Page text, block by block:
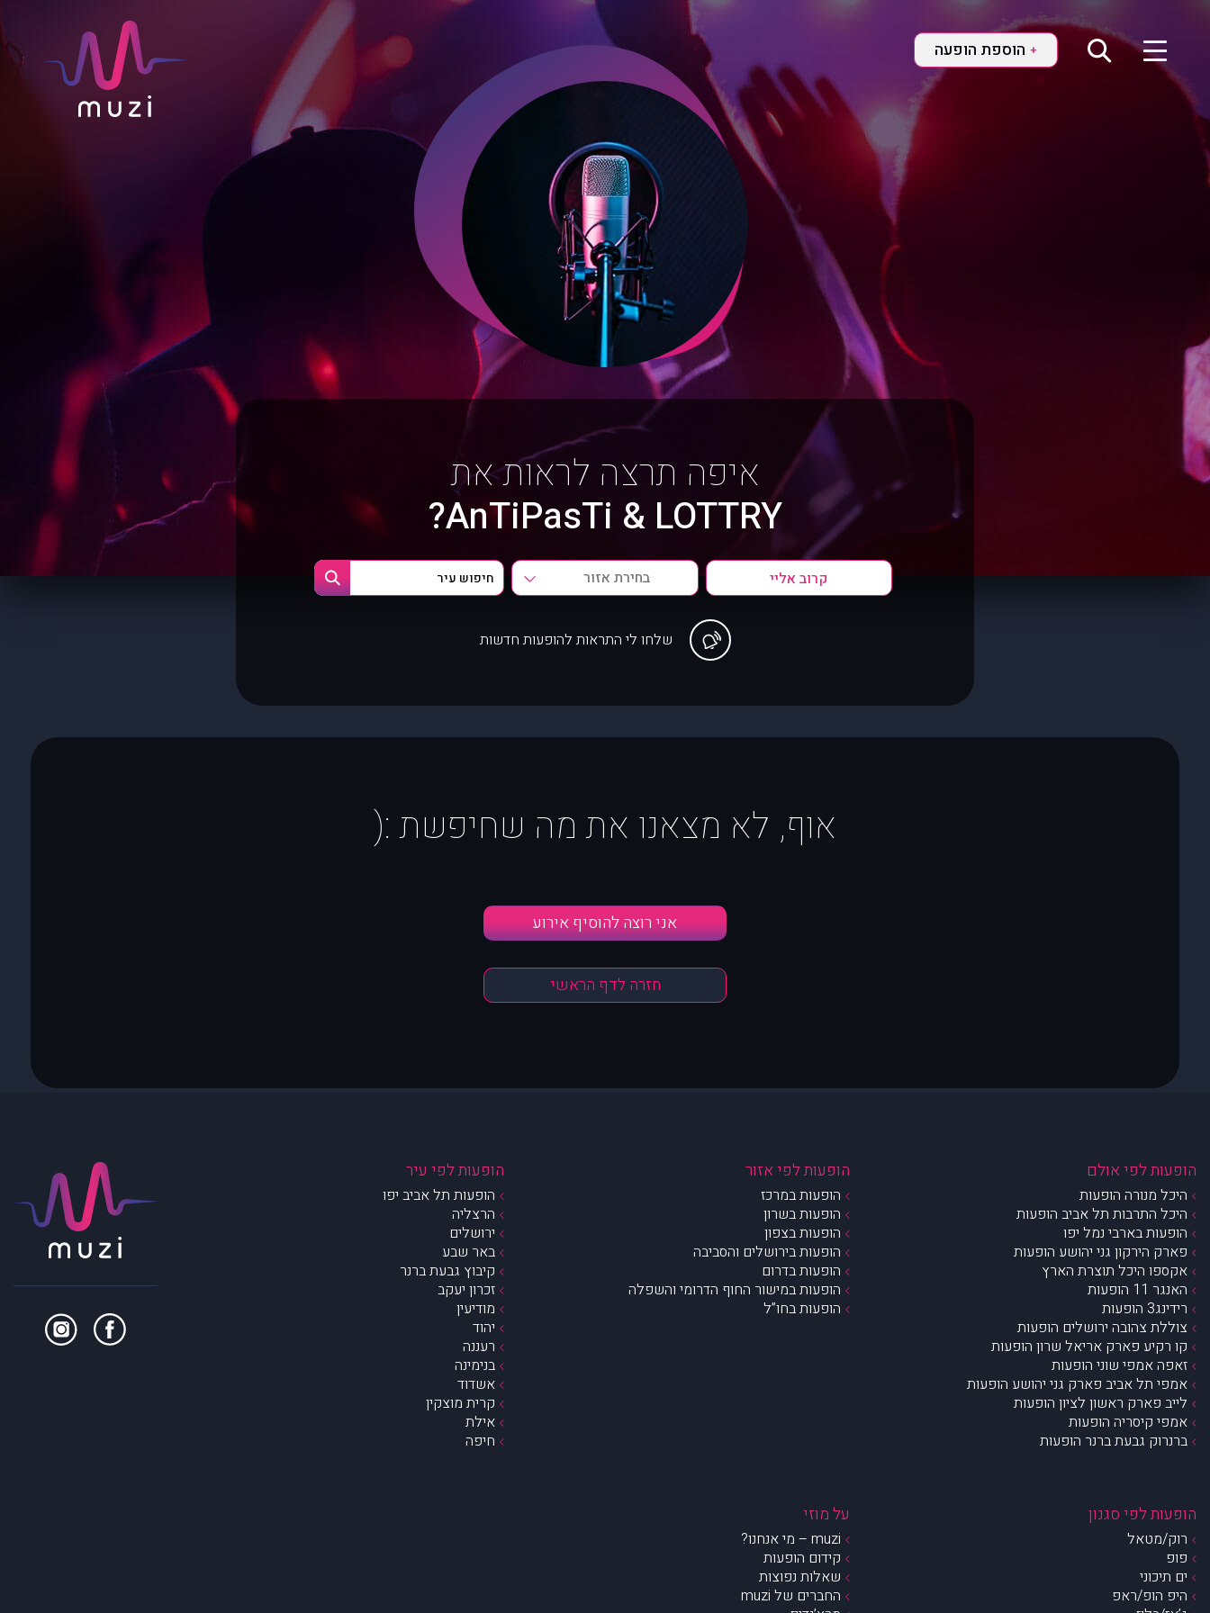
+ הוספת הופעה
איפה תרצה לראות את
AnTiPasTi & LOTTRY?
בחירת אזור
שלחו לי התראות להופעות חדשות
אוף, לא מצאנו את מה שחיפשת :(
אני רוצה להוסיף אירוע
חזרה לדף הראשי
הופעות לפי אולם
היכל מנורה הופעות
היכל התרבות תל אביב הופעות
הופעות בארבי נמל יפו
פארק הירקון גני יהושע הופעות
אקספו היכל תוצרת הארץ
האנגר 11 הופעות
רידינג3 הופעות
צוללת צהובה ירושלים הופעות
קו רקיע פארק אריאל שרון הופעות
זאפה אמפי שוני הופעות
אמפי תל אביב פארק גני יהושע הופעות
לייב פארק ראשון לציון הופעות
אמפי קיסריה הופעות
ברנרוק גבעת ברנר הופעות
הופעות לפי אזור
הופעות במרכז
הופעות בשרון
הופעות בצפון
הופעות בירושלים והסביבה
הופעות בדרום
הופעות במישור החוף הדרומי והשפלה
הופעות בחו”ל
הופעות לפי עיר
הופעות תל אביב יפו
הרצליה
ירושלים
באר שבע
קיבוץ גבעת ברנר
זכרון יעקב
מודיעין
יהוד
רעננה
בנימינה
אשדוד
קרית מוצקין
אילת
חיפה
הופעות לפי סגנון
רוק/מטאל
פופ
ים תיכוני
היפ הופ/ראפ
על מוזי
muzi – מי אנחנו?
קידום הופעות
שאלות נפוצות
החברים של muzi